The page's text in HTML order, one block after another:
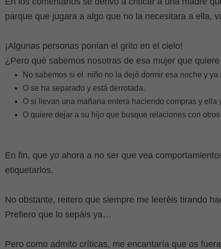
parque que jugara a algo que no la necesitara a ella,
¡Algunas personas ponían el grito en el cielo!
¿Pero qué sabemos nosotras de esa mujer que
No sabemos si el
niño no la dejó dormir esa noche y
O se ha separado y está derrotada.
O si llevan una mañana entera haciendo compras y ella
O quiere dejar a su hijo que busque relaciones con
En fin, que yo ahora a no ser que vea
etiquetarlos.
No obstante, reitero que siempre me leeréis tirando
Prefiero que lo sepáis ya…
Pero como admito críticas, me encantaría que os